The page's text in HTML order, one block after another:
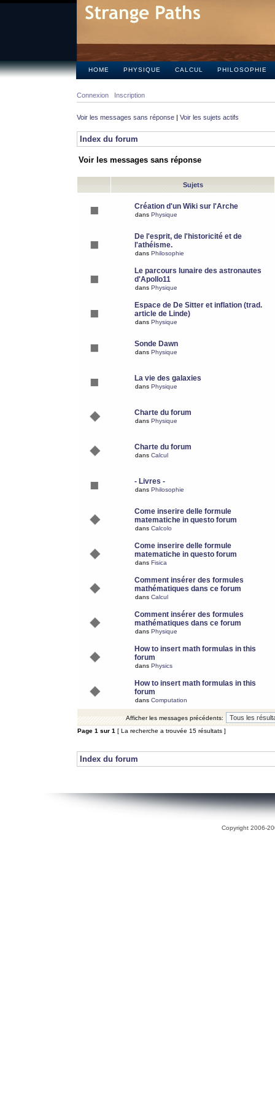
HOME PHYSIQUE CALCUL PHILOSOPHIE
Connexion Inscription
Voir les messages sans réponse | Voir les sujets actifs
Index du forum
Voir les messages sans réponse
Sujets
Création d'un Wiki sur l'Arche
dans Physique
De l'esprit, de l'historicité et de
l'athéisme.
dans Philosophie
Le parcours lunaire des astronautes
d'Apollo11
dans Physique
Espace de De Sitter et inflation (trad.
article de Linde)
dans Physique
Sonde Dawn
dans Physique
La vie des galaxies
dans Physique
Charte du forum
dans Physique
Charte du forum
dans Calcul
- Livres -
dans Philosophie
Come inserire delle formule
matematiche in questo forum
dans Calcolo
Come inserire delle formule
matematiche in questo forum
dans Fisica
Comment insérer des formules
mathématiques dans ce forum
dans Calcul
Comment insérer des formules
mathématiques dans ce forum
dans Physique
How to insert math formulas in this
forum
dans Physics
How to insert math formulas in this
forum
dans Computation
Afficher les messages précédents:
Page 1 sur 1 [ La recherche a trouvée 15 résultats ]
Index du forum
Copyright 2006-